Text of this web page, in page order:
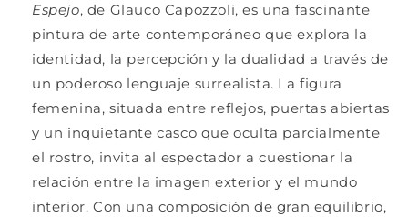
Espejo, de Glauco Capozzoli, es una fascinante
pintura de arte contemporáneo que explora la
identidad, la percepción y la dualidad a través de
un poderoso lenguaje surrealista. La figura
femenina, situada entre reflejos, puertas abiertas
y un inquietante casco que oculta parcialmente
el rostro, invita al espectador a cuestionar la
relación entre la imagen exterior y el mundo
interior. Con una composición de gran equilibrio,